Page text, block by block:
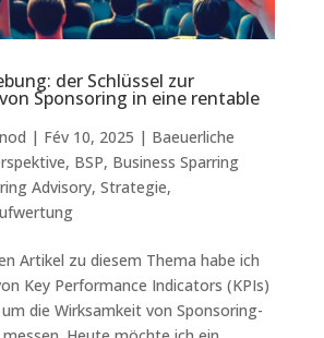
der Schlüssel zur
Sponsoring in eine rentable
| Fév 10, 2025 | Baeuerliche
, BSP, Business Sparring
Advisory, Strategie,
Artikel zu diesem Thema habe ich
Key Performance Indicators (KPIs)
die Wirksamkeit von Sponsoring-